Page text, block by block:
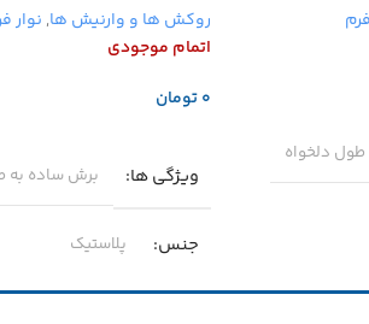
دلخواه
روکش ها و وارنیش ها, نوار
اتمام موجودی
تومان
ویژگی ها برش ساده به
جنس پلاستیک